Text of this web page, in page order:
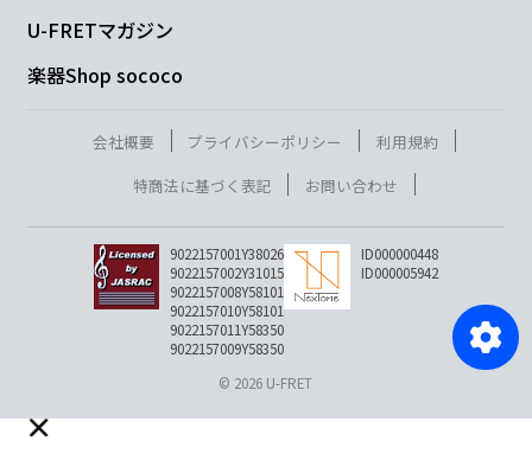
U-FRETマガジン
楽器Shop sococo
会社概要 プライバシーポリシー
利用規約
特商法に基づく表記
お問い合わせ
9022157001Y38026
9022157002Y31015
9022157008Y58101
9022157010Y58101
9022157011Y58350
9022157009Y58350
ID000000448
ID000005942
© 2026 U-FRET